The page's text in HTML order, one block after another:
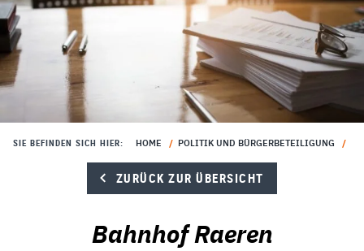
SIE BEFINDEN SICH HIER: HOME / POLITIK UND BÜRGERBETEILIGUNG /
ZURÜCK ZUR ÜBERSICHT
Bahnhof Raeren